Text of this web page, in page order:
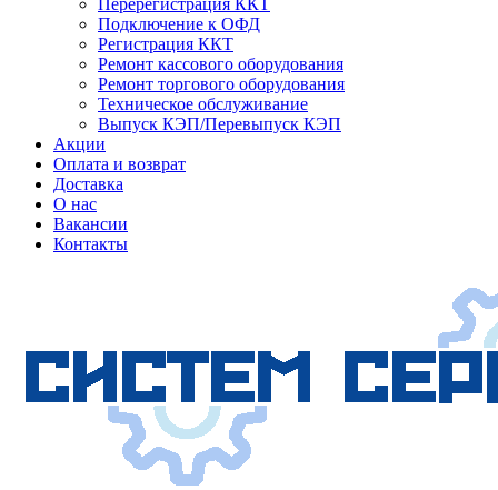
Перерегистрация ККТ
Подключение к ОФД
Регистрация ККТ
Ремонт кассового оборудования
Ремонт торгового оборудования
Техническое обслуживание
Выпуск КЭП/Перевыпуск КЭП
Акции
Оплата и возврат
Доставка
О нас
Вакансии
Контакты